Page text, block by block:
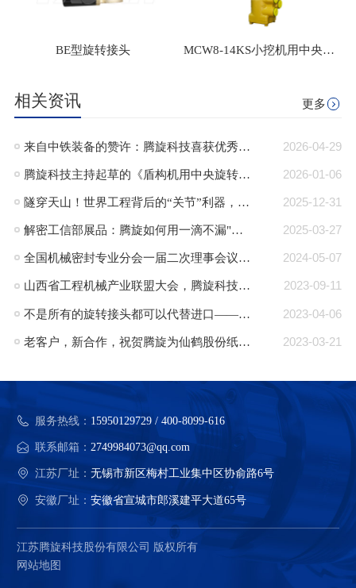
BE型旋转接头 MCW8-14KS小挖机用中央回转接头
相关资讯 更多
2026-04-29
来自中铁装备的赞许：腾旋科技喜获优秀供应商奖+质量标杆奖
2026-01-06
腾旋科技主持起草的《盾构机用中央旋转接头》行业标准正式发布
2025-12-31
隧穿天山！世界工程背后的“关节”利器，腾旋回转接头助力TBM挑战极限！
2025-03-27
解密工信部展品：腾旋如何用一滴不漏"技术破局半导体高端装备“卡脖子”难题"
2024-05-07
全国机械密封专业分会一届二次理事会议在郎溪顺利召开
2023-09-11
山西省工程机械产业联盟大会，腾旋科技入选成员单位
2023-04-06
不是所有的旋转接头都可以代替进口——腾旋：可替代进口的旋转接头品牌
2023-03-21
老客户，新合作，祝贺腾旋为仙鹤股份纸机量身定制的蒸汽旋转接头批量交付
服务热线： 15950129729 / 400-8099-616
联系邮箱：2749984073@qq.com
江苏厂址：无锡市新区梅村工业集中区协俞路6号
安徽厂址：安徽省宣城市郎溪建平大道65号
江苏腾旋科技股份有限公司 版权所有
网站地图